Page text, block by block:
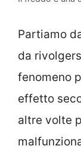
Partiamo
da
fenomeno
effetto
altre volte